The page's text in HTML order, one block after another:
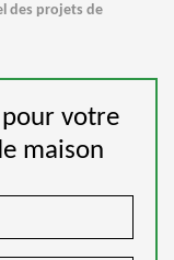
des projets de
votre
maison